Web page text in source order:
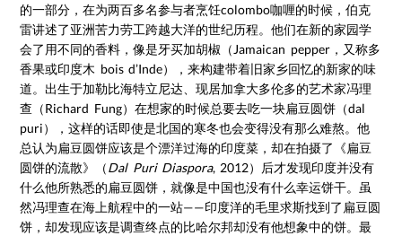
的一部分，在为两百多名参与者烹饪colombo咖喱的时候，伯克
雷讲述了亚洲苦力劳工跨越大洋的世纪历程。他们在新的家园学
会了用不同的香料，像是牙买加胡椒（Jamaican pepper，又称多
香果或印度木 bois d’Inde），来构建带着旧家乡回忆的新家的味
道。出生于加勒比海特立尼达、现居加拿大多伦多的艺术家冯理
查（Richard Fung）在想家的时候总要去吃一块扁豆圆饼（dal
puri），这样的话即使是北国的寒冬也会变得没有那么难熬。他
总认为扁豆圆饼应该是个漂洋过海的印度菜，却在拍摄了《扁豆
圆饼的流散》（Dal Puri Diaspora, 2012）后才发现印度并没有
什么他所熟悉的扁豆圆饼，就像是中国也没有什么幸运饼干。虽
然冯理查在海上航程中的一站——印度洋的毛里求斯找到了扁豆圆
饼，却发现应该是调查终点的比哈尔邦却没有他想象中的饼。最